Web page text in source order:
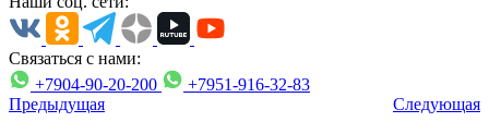
Связаться с нами:
+7904-90-20-200
+7951-916-32-83
Предыдущая
Следующая